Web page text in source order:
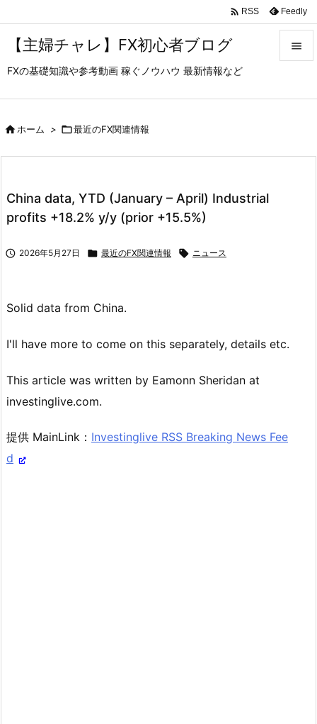
【主婦チャレ】FX初心者ブログ
FXの基礎知識や参考動画 稼ぐノウハウ 最新情報など

 RSS Feedly
ホーム > 最近のFX関連情報
China data, YTD (January – April) Industrial
profits +18.2% y/y (prior +15.5%)
 2026年5月27日  最近のFX関連情報  ニュース
Solid data from China.
I'll have more to come on this separately, details etc.
This article was written by Eamonn Sheridan at
investinglive.com.
提供 MainLink： Investinglive RSS Breaking News Fee
d